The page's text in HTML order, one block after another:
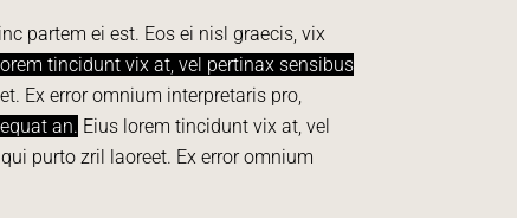
partem ei est. Eos ei nisl graecis, vix
tincidunt vix at, vel pertinax sensibus
Ex error omnium interpretaris pro,
an. Eius lorem tincidunt vix at, vel
purto zril laoreet. Ex error omnium